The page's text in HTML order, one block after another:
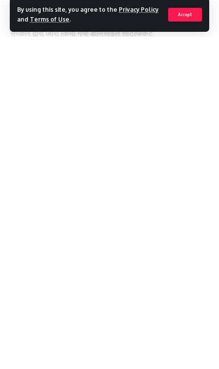
By using this site, you agree to the Privacy Policy
and Terms of Use.
Accept
पैन कार्ड
केंद्रीय/राज्य पेंशन पेमेंट ऑर्डर
सरकार द्वारा जारी किया गया डोमिसाइल सर्टिफिकेट